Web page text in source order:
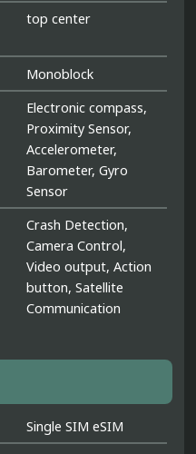
top center
Monoblock
Electronic compass,
Proximity Sensor,
Accelerometer,
Barometer, Gyro
Sensor
Crash Detection,
Camera Control,
Video output, Action
button, Satellite
Communication
Single SIM eSIM